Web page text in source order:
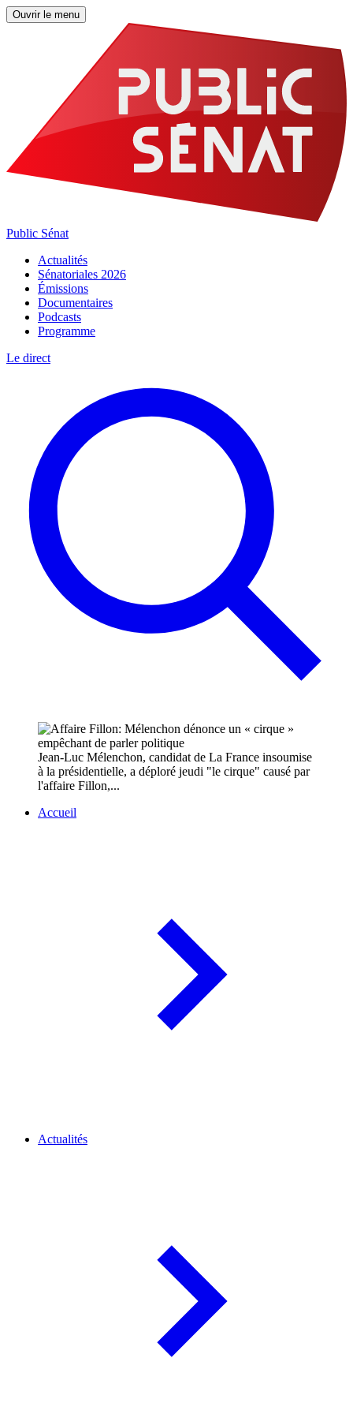
Ouvrir le menu
Public Sénat
Actualités
Sénatoriales 2026
Émissions
Documentaires
Podcasts
Programme
Le direct
Jean-Luc Mélenchon, candidat de La France insoumise
à la présidentielle, a déploré jeudi "le cirque" causé par
l'affaire Fillon,...
Accueil
Actualités